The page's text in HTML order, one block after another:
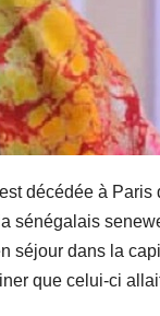
décédée à Paris
sénégalais
séjour dans la
que celui-ci